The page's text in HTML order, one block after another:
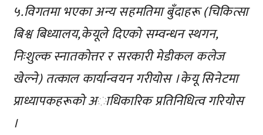
५.विगतमा भएका अन्य सहमतिमा बुँदाहरू (चिकित्सा
बिश्व बिध्यालय,केयूले दिएकाे सम्वन्धन स्थगन,
निःशुल्क स्नातकाेत्तर र सरकारी मेडीकल कलेज
खेल्ने) तत्काल कार्यान्वयन गरीयाेस ।केयू सिनेटमा
प्राध्यापकहरूकाे अाधिकारिक प्रतिनिधित्व गरियाेस
।